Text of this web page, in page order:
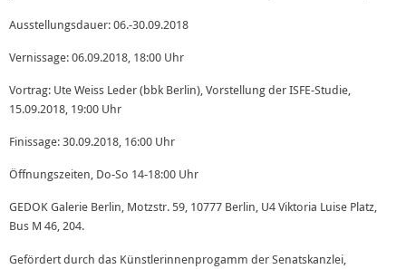
Ausstellungsdauer: 06.-30.09.2018
Vernissage: 06.09.2018, 18:00 Uhr
Vortrag: Ute Weiss Leder (bbk Berlin), Vorstellung der ISFE-Studie,
15.09.2018, 19:00 Uhr
Finissage: 30.09.2018, 16:00 Uhr
Öffnungszeiten, Do-So 14-18:00 Uhr
GEDOK Galerie Berlin, Motzstr. 59, 10777 Berlin, U4 Viktoria Luise Platz,
Bus M 46, 204.
Gefördert durch das Künstlerinnenprogamm der Senatskanzlei,